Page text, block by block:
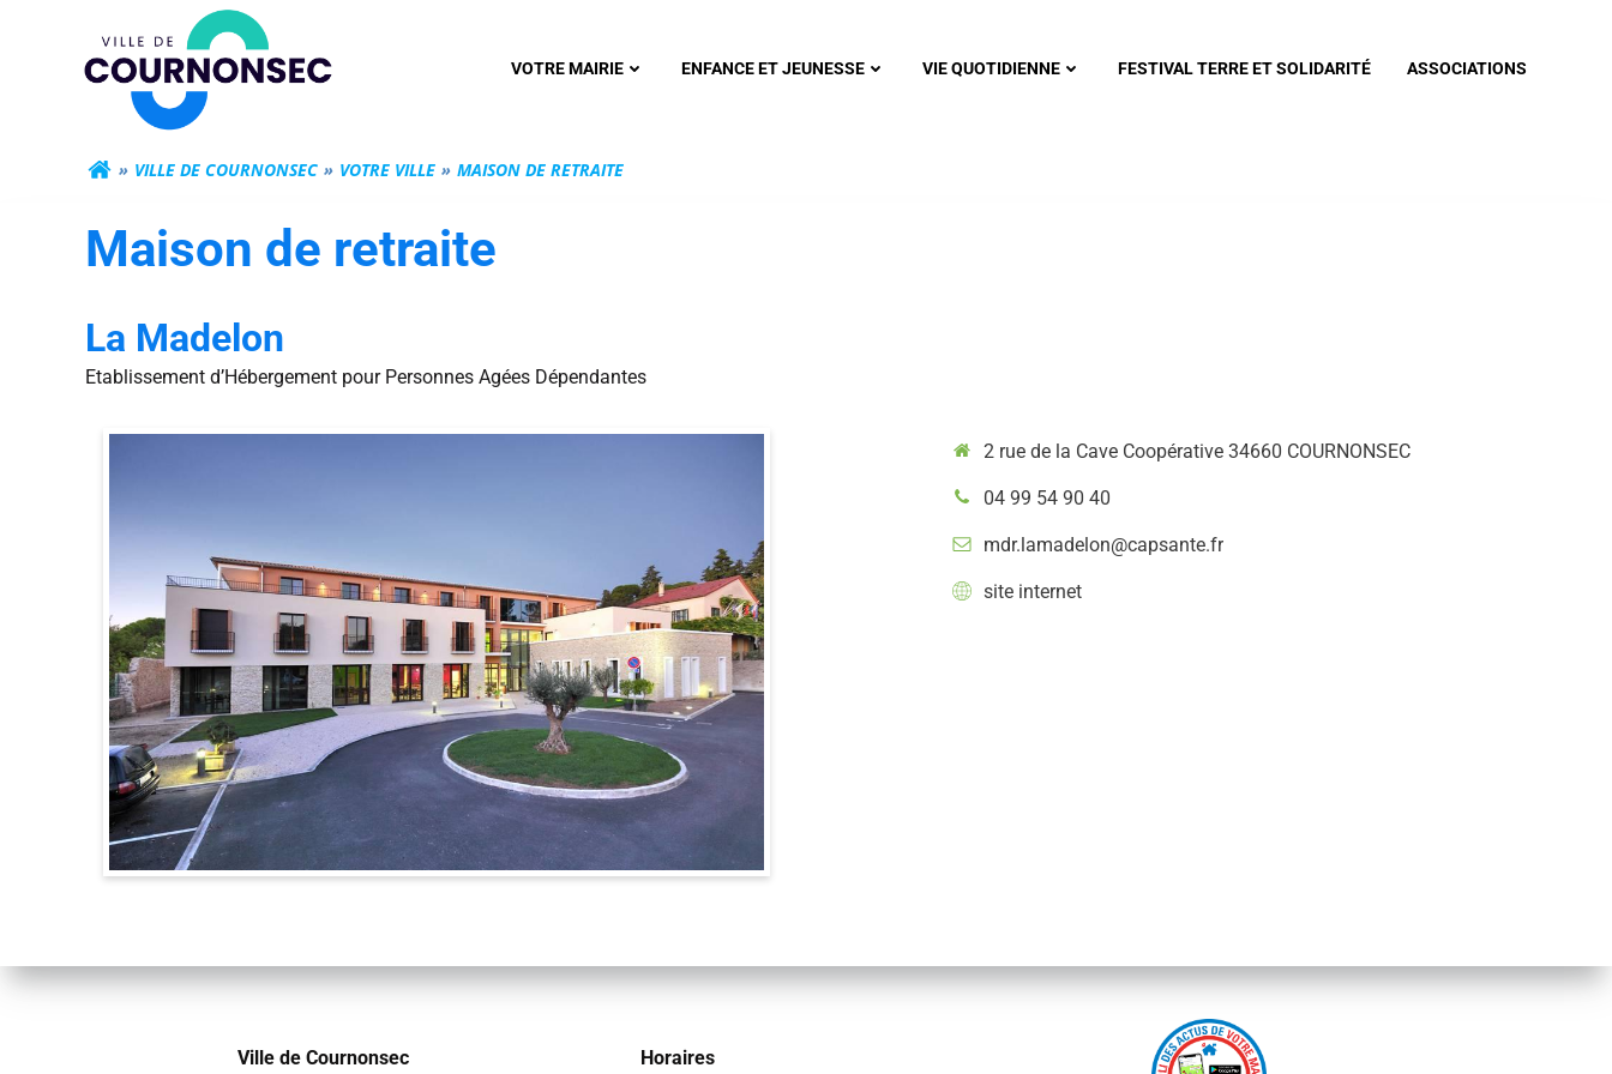
Mairie de Cournonsec
VOTRE MAIRIE ENFANCE ET JEUNESSE VIE QUOTIDIENNE FESTIVAL TERRE ET SOLIDARITÉ ASSOCIATIONS
VILLE DE COURNONSEC VOTRE VILLE MAISON DE RETRAITE
Maison de retraite
La Madelon
Etablissement d’Hébergement pour Personnes Agées Dépendantes
2 rue de la Cave Coopérative 34660 COURNONSEC
04 99 54 90 40
mdr.lamadelon@capsante.fr
site internet
Ville de Cournonsec Horaires